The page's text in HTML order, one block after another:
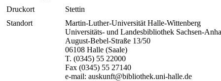
Druckort
Stettin
Standort
Martin-Luther-Universität Halle-Wittenberg
Universitäts- und Landesbibliothek Sachsen-
August-Bebel-Straße 13/50
06108 Halle (Saale)
T. (0345) 55 22000
Fax (0345) 55 27140
e-mail: auskunft@bibliothek.uni-halle.de